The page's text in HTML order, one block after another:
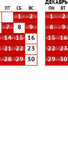
СБ ВС
1
2
7 8
9
14 15
16
21 22
23
28 29 30
ДЕКАБРЬ
ПН ВТ
1 2
8
9
15
16
22
23
29
30